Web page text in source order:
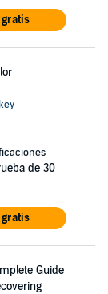
gratis
de 30
gratis
Guide